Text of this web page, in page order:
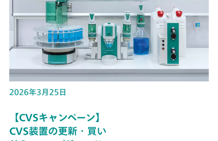
2026年3月25日
【CVSキャンペーン】
CVS装置の更新・買い